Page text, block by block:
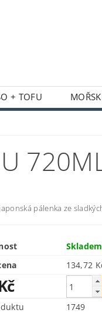
+ TOFU
+ HOUBY
SPORTOVCE
pálenka ze
Skladem
134,72
1749